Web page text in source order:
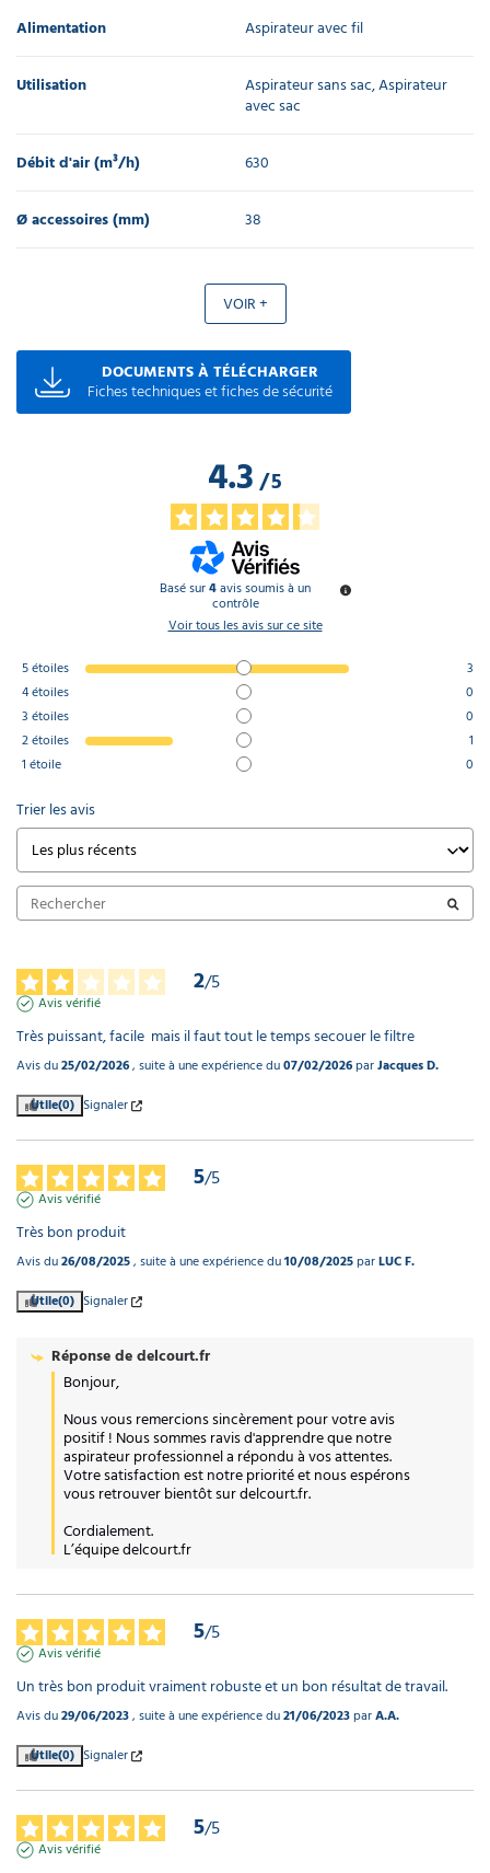
2,5m
Suceur
fixe
pour
Suceur
brosse
Suceur
aspirateur
fixe eau
pour
aspirateur
372,65 €
l'unité
Cable
d'aspirateur
12m
89,51 €
l'unité
Flexible
transparent
aspirateur
TBFX01177
l'unité
Terminal
côté cuve
Ø38mm
aspirateur
KTRI03347
l'unité
Tube droit
plastifié
pour
Ø40mm
l'unité
Alimentation Aspirateur avec fil
Utilisation
Aspirateur sans sac, Aspirateur
avec sac
Débit d'air (m³/h) 630
Ø accessoires (mm) 38
VOIR +
DOCUMENTS À TÉLÉCHARGER
Fiches techniques et fiches de sécurité
4.3/5
Basé sur4avis soumis à un
contrôle
Voir tous les avis sur ce site
5étoiles
3
4étoiles
0
3 étoiles
0
2étoiles
1
1 étoile 0
Trier les avis
2/5
Avis vérifié
Très puissant, facile  mais il faut tout le temps secouer le filtre
Avis du25/02/2026, suite à une expérience du07/02/2026parJacques D.
Utile(0) Signaler
5/5
Avis vérifié
Très bon produit
Avis du26/08/2025, suite à une expérience du10/08/2025parLUC F.
Utile(0) Signaler
Réponse dedelcourt.fr
Bonjour,
Nous vous remercions sincèrement pour votre avis
positif ! Nous sommes ravis d'apprendre que notre
aspirateur professionnel a répondu à vos attentes.
Votre satisfaction est notre priorité et nous espérons
vous retrouver bientôt sur delcourt.fr.
Cordialement.
L’équipe delcourt.fr
5/5
Avis vérifié
Un très bon produit vraiment robuste et un bon résultat de travail.
Avis du29/06/2023, suite à une expérience du21/06/2023parA.A.
Utile(0) Signaler
5/5
Avis vérifié